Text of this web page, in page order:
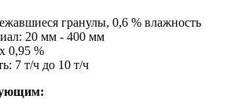
гранулы, 0,6 % влажность
20 мм - 400 мм
0,95 %
7 т/ч до 10 т/ч